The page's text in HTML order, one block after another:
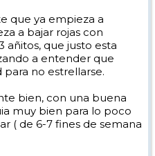
que ya empieza a
a bajar rojas con
añitos, que justo esta
a entender que
no estrellarse.
bien, con una buena
muy bien para lo poco
( de 6-7 fines de semana